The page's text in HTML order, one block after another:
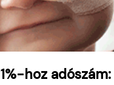
hoz adószám: